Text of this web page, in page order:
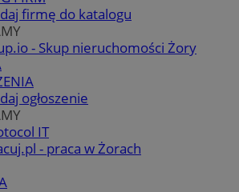
firmę do katalogu
- Skup nieruchomości Żory
ogłoszenie
IT
- praca w Żorach